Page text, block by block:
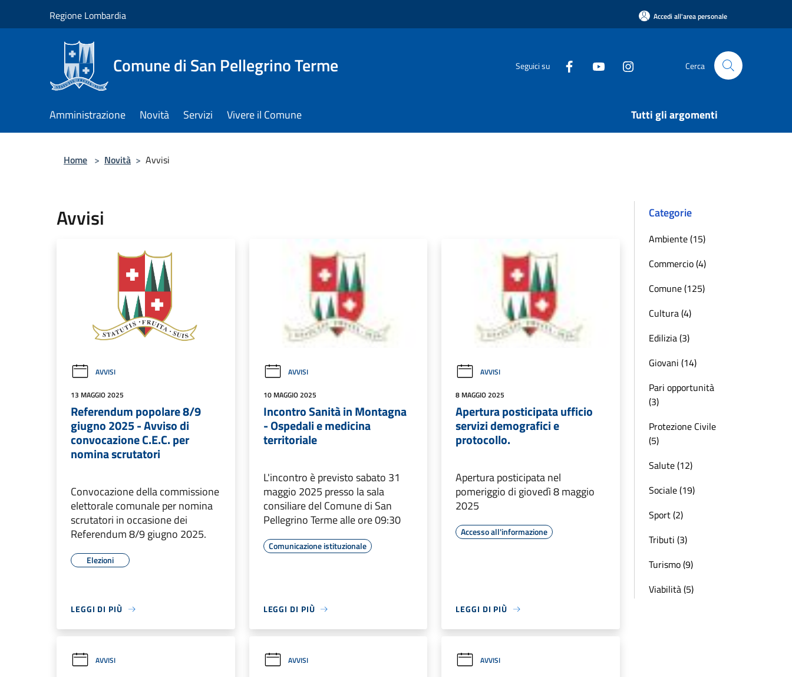
Regione Lombardia Accedi all'area personale
Comune di San Pellegrino Terme Seguici su Cerca
Amministrazione Novità Servizi Vivere il Comune Tutti gli argomenti
Home > Novità > Avvisi
Avvisi
AVVISI
13 MAGGIO 2025
Referendum popolare 8/9
giugno 2025 - Avviso di
convocazione C.E.C. per
nomina scrutatori
Convocazione della commissione
elettorale comunale per nomina
scrutatori in occasione dei
Referendum 8/9 giugno 2025.
Elezioni
LEGGI DI PIÙ
AVVISI
10 MAGGIO 2025
Incontro Sanità in Montagna
- Ospedali e medicina
territoriale
L'incontro è previsto sabato 31
maggio 2025 presso la sala
consiliare del Comune di San
Pellegrino Terme alle ore 09:30
Comunicazione istituzionale
LEGGI DI PIÙ
AVVISI
8 MAGGIO 2025
Apertura posticipata ufficio
servizi demografici e
protocollo.
Apertura posticipata nel
pomeriggio di giovedì 8 maggio
2025
Accesso all'informazione
LEGGI DI PIÙ
AVVISI AVVISI AVVISI
Categorie
Ambiente (15)
Commercio (4)
Comune (125)
Cultura (4)
Edilizia (3)
Giovani (14)
Pari opportunità
(3)
Protezione Civile
(5)
Salute (12)
Sociale (19)
Sport (2)
Tributi (3)
Turismo (9)
Viabilità (5)